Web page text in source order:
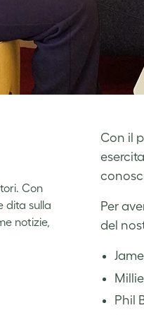
Con il
Per
del
Phil
Con
dita sulla
notizie,